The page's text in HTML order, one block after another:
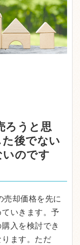
ろうと思
後でない
いのです
売却価格を先に
いきます。予
入を検討でき
ます。ただ